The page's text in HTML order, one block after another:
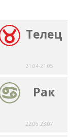
Телец
21.04-21.05
Рак
22.06-23.07